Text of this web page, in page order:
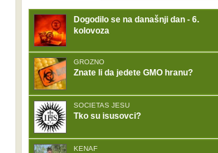
Dogodilo se na današnji dan - 6.
kolovoza
GROZNO
Znate li da jedete GMO hranu?
SOCIETAS JESU
Tko su isusovci?
KENAF